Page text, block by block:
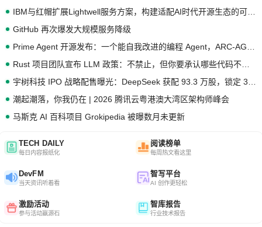
GitHub 再次爆发大规模服务降级
潮起潮落，你我仍在 | 2026 腾讯云粤港澳大湾区架构师峰会
马斯克 AI 百科项目 Grokipedia 被曝数月未更新
TECH DAILY
每日内容报纸化
阅读榜单
每周热文看这里
DevFM
当天资讯听着看
智写平台
AI 创作更轻松
激励活动
参与活动赢源石
智库报告
行业技术报告